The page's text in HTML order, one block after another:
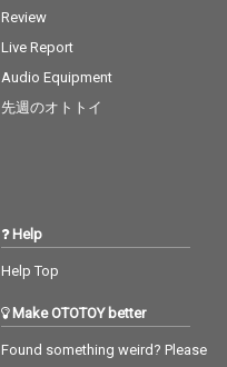
Review
Live Report
Audio Equipment
先週のオトトイ
Help
Help Top
Make OTOTOY better
Found something weird? Please